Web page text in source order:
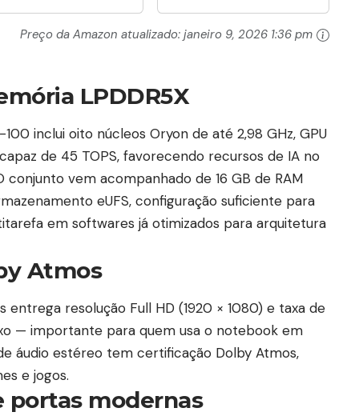
Preço da Amazon atualizado:janeiro 9, 2026 1:36 pm
LPDDR5X
inclui oito núcleos Oryon de até 2,98 GHz, GPU
de 45 TOPS, favorecendo recursos de IA no
conjunto vem acompanhado de 16 GB de RAM
eUFS, configuração suficiente para
em softwares já otimizados para arquitetura
Atmos
entrega resolução Full HD (1920 × 1080) e taxa de
— importante para quem usa o notebook em
áudio estéreo tem certificação Dolby Atmos,
e jogos.
portas modernas